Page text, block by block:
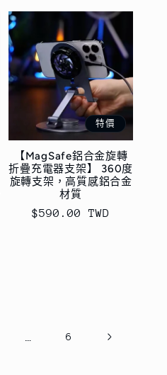
特價
【MagSafe鋁合金旋轉
折疊充電器支架】 360度
旋轉支架，高質感鋁合金
材質
售
$590.00 TWD
6